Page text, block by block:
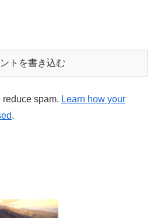
トを書き込む
spam. Learn how your
.